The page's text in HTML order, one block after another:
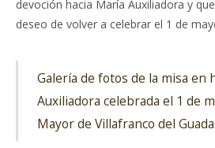
devoción hacia María Auxiliadora y
deseo de volver a celebrar el 1 de
Galería de fotos de la misa en
Auxiliadora celebrada el 1 de
Mayor de Villafranco del